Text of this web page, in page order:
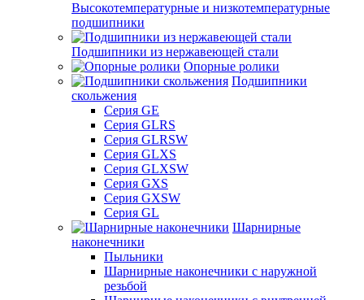
Высокотемпературные и низкотемпературные
подшипники
Подшипники из нержавеющей стали
Опорные ролики
Подшипники
скольжения
Серия GE
Серия GLRS
Серия GLRSW
Серия GLXS
Серия GLXSW
Серия GXS
Серия GXSW
Серия GL
Шарнирные
наконечники
Пыльники
Шарнирные наконечники с наружной
резьбой